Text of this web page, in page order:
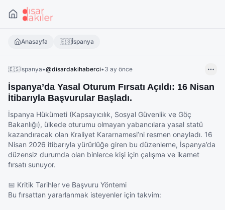
Anasayfa 🇪🇸İspanya
🇪🇸İspanya•@disardakihaberci•3 ay önce
İspanya’da Yasal Oturum Fırsatı Açıldı: 16 Nisan
İtibarıyla Başvurular Başladı.
İspanya Hükümeti (Kapsayıcılık, Sosyal Güvenlik ve Göç
Bakanlığı), ülkede oturumu olmayan yabancılara yasal statü
kazandıracak olan Kraliyet Kararnamesi’ni resmen onayladı. 16
Nisan 2026 itibarıyla yürürlüğe giren bu düzenleme, İspanya’da
düzensiz durumda olan binlerce kişi için çalışma ve ikamet
fırsatı sunuyor.
📅 Kritik Tarihler ve Başvuru Yöntemi
Bu fırsattan yararlanmak isteyenler için takvim: